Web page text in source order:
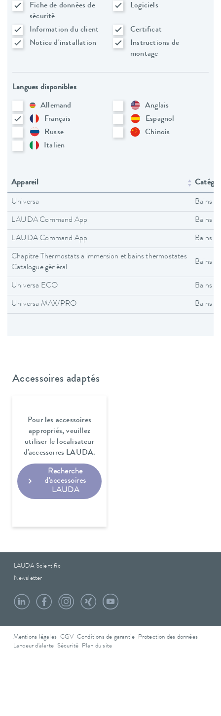
Fiche de données de
sécurité
Logiciels
Information du client
Certificat
Notice d'installation
Instructions de
montage
Langues disponibles
Allemand
Anglais
Français
Espagnol
Russe
Chinois
Italien
Appareil
Universa Bains
LAUDA Command App Bains
LAUDA Command App Bains
Chapitre Thermostats a immersion et bains thermostates
Catalogue général
Bains
Universa ECO Bains
Universa MAX/PRO Bains
Accessoires adaptés
Pour les accessoires
appropriés, veuillez
utiliser le localisateur
d'accessoires LAUDA.
Recherche
d'accessoires
LAUDA
LAUDA Scientific
Newsletter
Mentions légales CGV Conditions de garantie
Protection des données
Lanceur d'alerte Sécurité Plan du site